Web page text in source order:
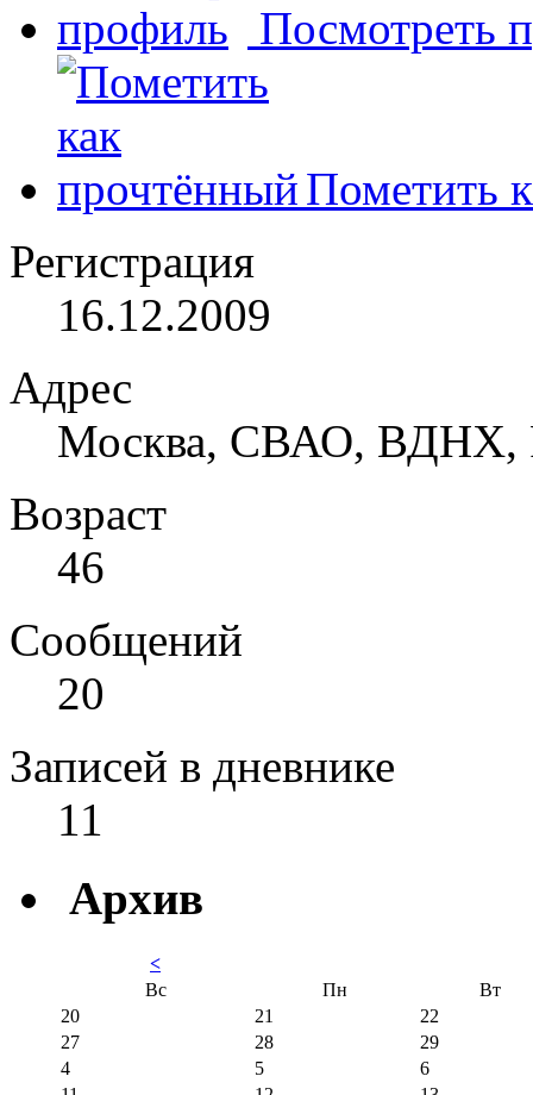
Посмотреть
Пометить
Регистрация
16.12.2009
Адрес
Москва, СВАО, ВДНХ,
Возраст
46
Сообщений
20
Записей в дневнике
11
Архив
<
Вс
Пн
Вт
20
21
22
27
28
29
4
5
6